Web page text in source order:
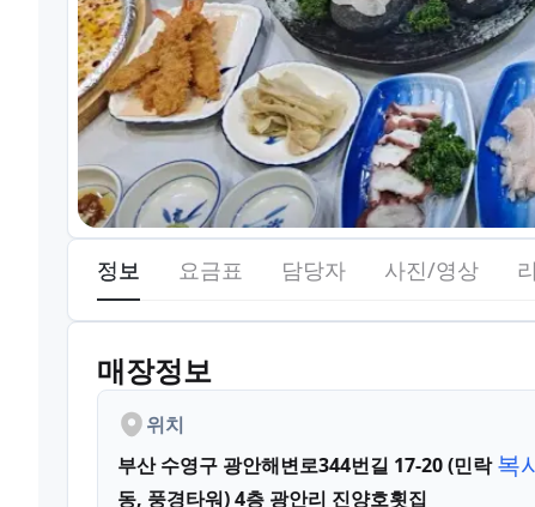
정보 요금표 담당자 사진/영상
매장정보
위치
부산 수영구 광안해변로344번길 17-20 (민락
동, 풍경타워)4층 광안리 진양호횟집
복